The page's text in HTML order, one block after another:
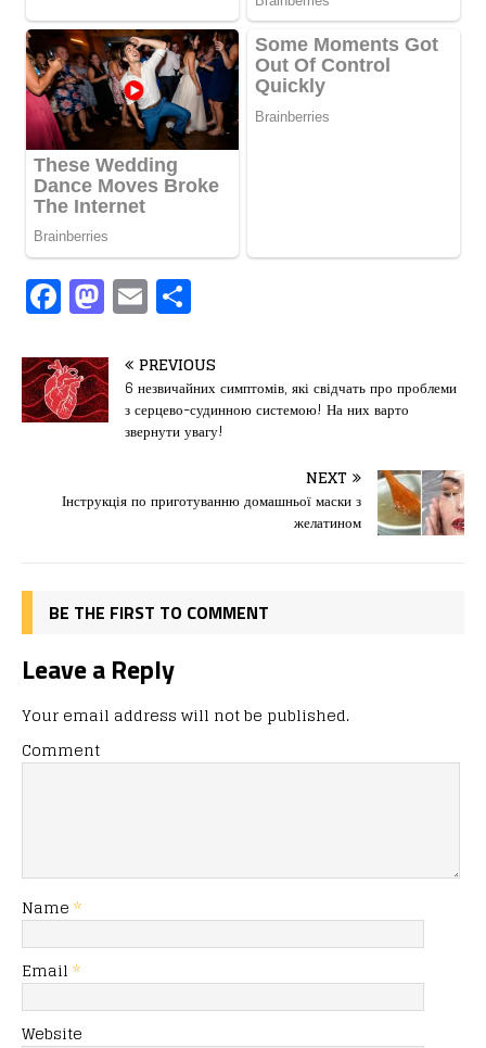
F
a
c
e
b
o
M
a
st
o
d
n
E
m
ai
l
іл
и
т
я
PREVIOUS
6 незвичайних симптомів, які свідчать про проблеми
з серцево-судинною системою! На них варто
звернути увагу!
NEXT
Інструкція по приготуванню домашньої маски з
желатином
BE THE FIRST TO COMMENT
Leave a Reply
Your email address will not be published.
Comment
Name *
Email *
Website